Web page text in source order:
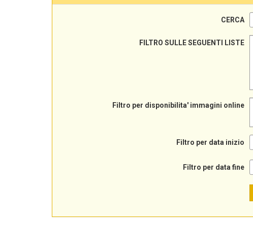
CERCA
FILTRO SULLE SEGUENTI LISTE
Filtro per disponibilita' immagini online
Filtro per data inizio
Filtro per data fine